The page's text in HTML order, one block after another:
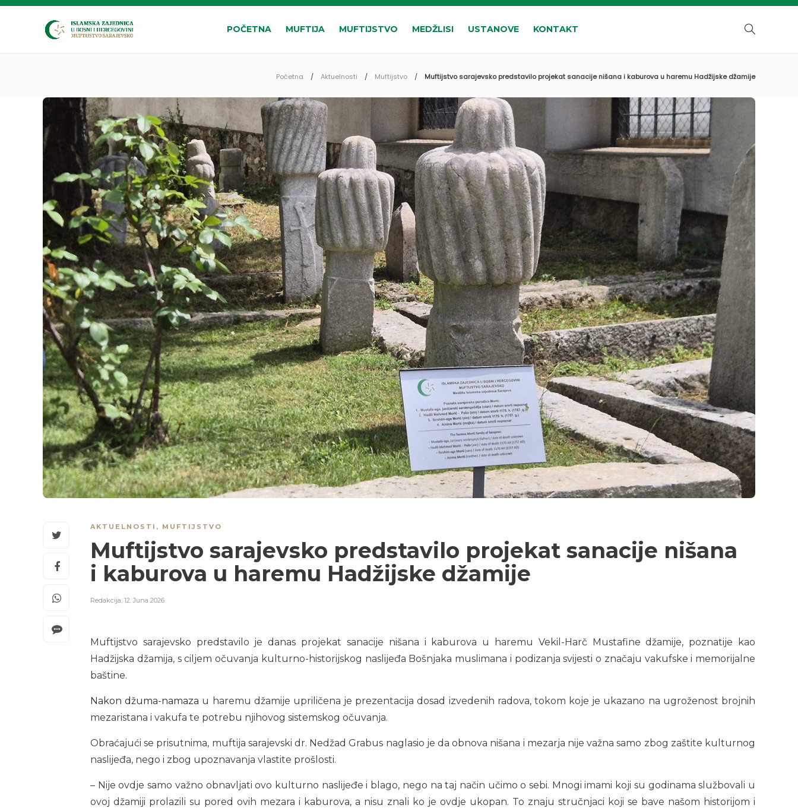
POČETNA MUFTIJA MUFTIJSTVO MEDŽLISI USTANOVE KONTAKT
Početna Aktuelnosti Muftijstvo Muftijstvo sarajevsko predstavilo projekat sanacije nišana i kaburova u haremu Hadžijske džamije
AKTUELNOSTI , MUFTIJSTVO
Muftijstvo sarajevsko predstavilo projekat sanacije nišana
i kaburova u haremu Hadžijske džamije
Redakcija, 12. Juna 2026.
Muftijstvo sarajevsko predstavilo je danas projekat sanacije nišana i kaburova u haremu Vekil-Harč Mustafine džamije, poznatije kao
Hadžijska džamija, s ciljem očuvanja kulturno-historijskog naslijeđa Bošnjaka muslimana i podizanja svijesti o značaju vakufske i memorijalne
baštine.
Nakon džuma-namaza u haremu džamije upriličena je prezentacija dosad izvedenih radova, tokom koje je ukazano na ugroženost brojnih
mezaristana i vakufa te potrebu njihovog sistemskog očuvanja.
Obraćajući se prisutnima, muftija sarajevski dr. Nedžad Grabus naglasio je da obnova nišana i mezarja nije važna samo zbog zaštite kulturnog
naslijeđa, nego i zbog upoznavanja vlastite prošlosti.
– Nije ovdje samo važno obnavljati ovo kulturno naslijeđe i blago, nego na taj način učimo o sebi. Mnogi imami koji su godinama službovali u
ovoj džamiji prolazili su pored ovih mezara i kaburova, a nisu znali ko je ovdje ukopan. To znaju stručnjaci koji se bave našom historijom i